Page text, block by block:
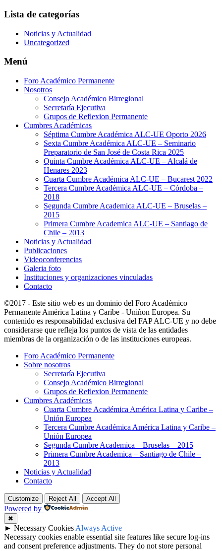
Lista de categorías
Noticias y Actualidad
Uncategorized
Menú
Foro Académico Permanente
Nosotros
Consejo Académico Birregional
Secretaría Ejecutiva
Grupos de Reflexion Permanente
Cumbres Académicas
Séptima Cumbre Académica ALC-UE Oporto 2026
Sexta Cumbre Académica ALC-UE – Seminario
Preparatorio de San José de Costa Rica 2025
Quinta Cumbre Académica ALC-UE – Alcalá de
Henares 2023
Cuarta Cumbre Académica ALC-UE – Bucarest 2022
Tercera Cumbre Académica ALC-UE – Córdoba –
2018
Segunda Cumbre Academica ALC-UE – Bruselas –
2015
Primera Cumbre Academica ALC-UE – Santiago de
Chile – 2013
Noticias y Actualidad
Publicaciones
Videoconferencias
Galeria foto
Instituciones y organizaciones vinculadas
Contacto
©2017 - Este sitio web es un dominio del Foro Académico
Permanente América Latina y Caribe - Uniñon Europea. Su
contenido es responsabilidad exclusiva del FAP ALC-UE y no debe
considerarse que refleja los puntos de vista de las entidades
miembras de la organización o de las instituciones europeas.
Foro Académico Permanente
Sobre nosotros
Secretaría Ejecutiva
Consejo Académico Birregional
Grupos de Reflexion Permanente
Cumbres Académicas
Cuarta Cumbre Académica América Latina y Caribe –
Unión Europea
Tercera Cumbre Académica América Latina y Caribe –
Unión Europea
Segunda Cumbre Academica – Bruselas – 2015
Primera Cumbre Academica – Santiago de Chile –
2013
Noticias y Actualidad
Contacto
Customize Reject All Accept All
Powered by
✖
► Necessary Cookies Always Active
Necessary cookies enable essential site features like secure log-ins
and consent preference adjustments. They do not store personal